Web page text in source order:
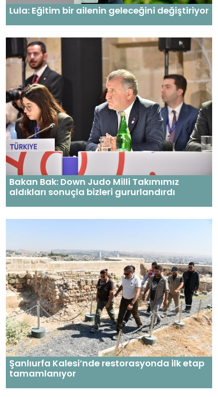
Lula: Eğitim bir ailenin geleceğini değiştiriyor
Bakan Bak: Down Judo Milli Takımımız
aldıkları sonuçla bizleri gururlandırdı
Şanlıurfa Kalesi’nde restorasyonda ilk etap
tamamlanıyor